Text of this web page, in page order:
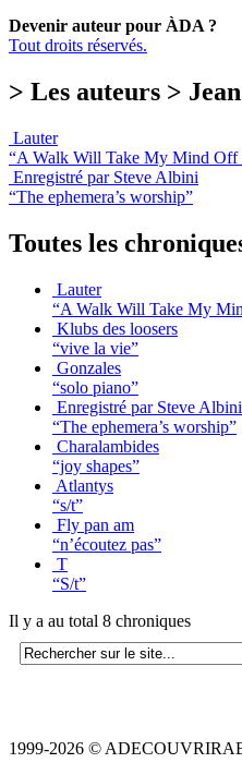
Devenir auteur pour ÀDA ?
Tout droits réservés.
> Les auteurs >
Lauter
“A Walk Will Take My Mind Off
Enregistré par Steve Albini
“The ephemera’s worship”
Toutes les
Lauter
“A Walk Will Take My
Klubs des loosers
“vive la vie”
Gonzales
“solo piano”
Enregistré par Steve Albini
“The ephemera’s worship”
Charalambides
“joy shapes”
Atlantys
“s/t”
Fly pan am
“n’écoutez pas”
T
“S/t”
Il y a au total 8 chroniques
1999-2026 ©